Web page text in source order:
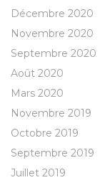
Décembre 2020
Novembre 2020
Septembre 2020
Août 2020
Mars 2020
Novembre 2019
Octobre 2019
Septembre 2019
Juillet 2019